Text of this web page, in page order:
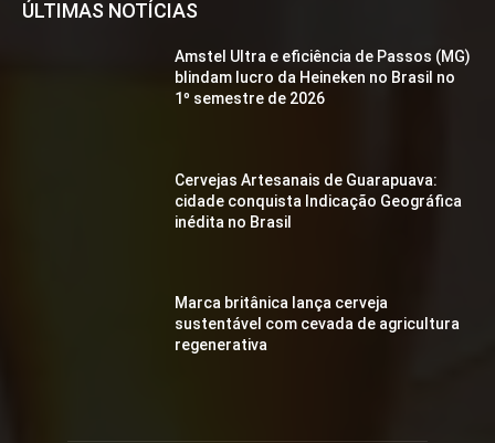
ÚLTIMAS NOTÍCIAS
Amstel Ultra e eficiência de Passos (MG)
blindam lucro da Heineken no Brasil no
1º semestre de 2026
Cervejas Artesanais de Guarapuava:
cidade conquista Indicação Geográfica
inédita no Brasil
Marca britânica lança cerveja
sustentável com cevada de agricultura
regenerativa